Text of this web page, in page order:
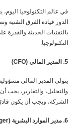
في عالم التكنولوجيا اليوم،
الدور قيادة الفرق
بالتقنيات الحديثة والقدرة
التكنولوجيا.
5. المدير المالي (CFO)
يتولى المدير المالي
والتحليل، والتقارير،
الشركة، ويجب أن يكون
6. مدير الموارد البشرية (HR Manager)